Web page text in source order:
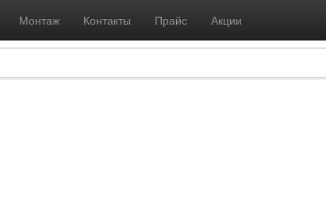
Монтаж Контакты Прайс Акции